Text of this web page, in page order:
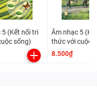
5 (Kết nối tri
sống)
Âm nhạc 5
thức với cuộc
8.500₫